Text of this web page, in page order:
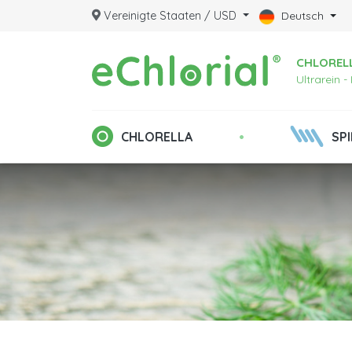
Vereinigte Staaten / USD Deutsch
Ultrarein -
CHLORELLA •